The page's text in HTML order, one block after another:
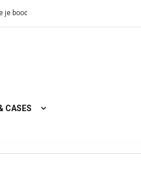
landen Wooninspiratie,
CASES